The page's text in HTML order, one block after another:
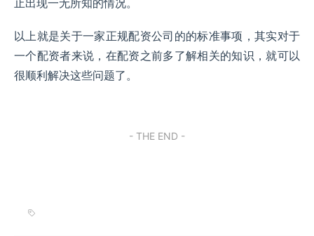
以上就是关于一家正规配资公司的的标准事项，其实对于
一个配资者来说，在配资之前多了解相关的知识，就可以
很顺利解决这些问题了。
- THE END -